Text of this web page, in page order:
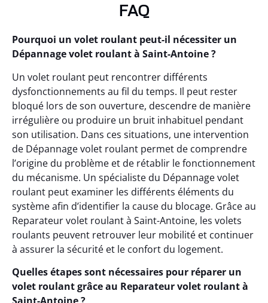
FAQ
Pourquoi un volet roulant peut-il nécessiter un
Dépannage volet roulant à Saint-Antoine ?
Un volet roulant peut rencontrer différents
dysfonctionnements au fil du temps. Il peut rester
bloqué lors de son ouverture, descendre de manière
irrégulière ou produire un bruit inhabituel pendant
son utilisation. Dans ces situations, une intervention
de Dépannage volet roulant permet de comprendre
l’origine du problème et de rétablir le fonctionnement
du mécanisme. Un spécialiste du Dépannage volet
roulant peut examiner les différents éléments du
système afin d’identifier la cause du blocage. Grâce au
Reparateur volet roulant à Saint-Antoine, les volets
roulants peuvent retrouver leur mobilité et continuer
à assurer la sécurité et le confort du logement.
Quelles étapes sont nécessaires pour réparer un
volet roulant grâce au Reparateur volet roulant à